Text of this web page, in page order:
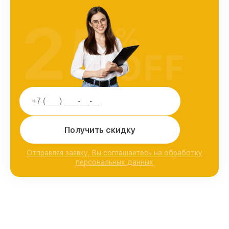
Получить скидку
Отправляя заявку, Вы соглашаетесь на обработку
персональных данных
25%
OFF